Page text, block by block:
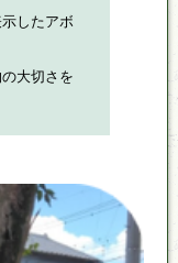
したアボ
大切さを